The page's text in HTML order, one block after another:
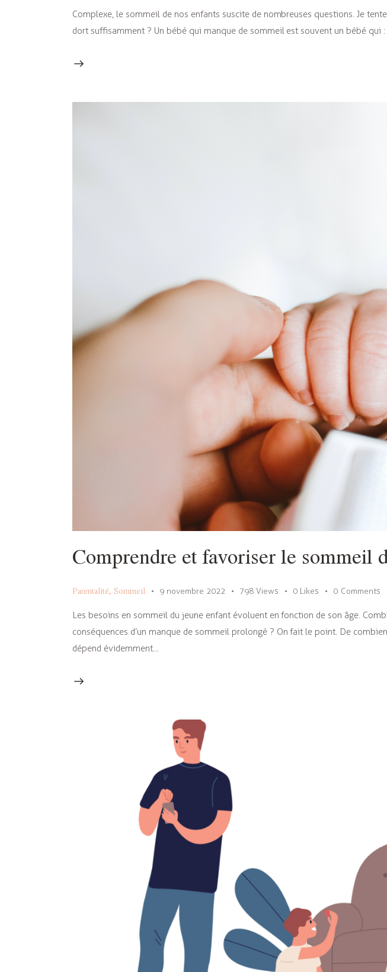
Complexe, le sommeil de nos enfants suscite de nombreuses questions. Je
dort suffisamment ? Un bébé qui manque de sommeil est souvent un bébé
Comprendre et favoriser le sommeil
Parentalité, Sommeil 9 novembre 2022 798 Views 0 Likes 0 Comments
Les besoins en sommeil du jeune enfant évoluent en fonction de son âge.
conséquences d’un manque de sommeil prolongé ? On fait le point. De
dépend évidemment…